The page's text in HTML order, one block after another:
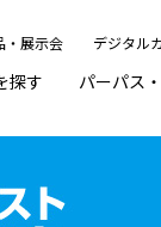
・展示会 デジタル
探す
門
パーパス
」 エ
施
ピ
メ